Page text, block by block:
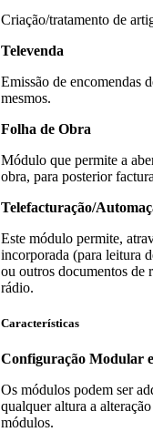
Criação/tratamento de
Televenda
Emissão de encomendas
mesmos.
Folha de Obra
Módulo que permite a
obra, para posterior
Telefacturação/
Este módulo permite,
incorporada (para leitura
ou outros documentos de
rádio.
Características
Configuração Modular
Os módulos podem ser
qualquer altura a
módulos.